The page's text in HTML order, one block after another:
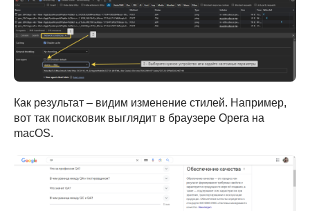
Как результат – видим изменение стилей. Например,
вот так поисковик выглядит в браузере Opera на
macOS.